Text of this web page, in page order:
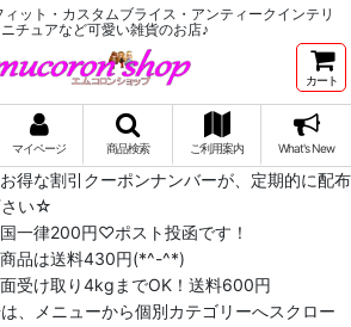
ット・カスタムブライス・アンティークインテリ
チュアなど可愛い雑貨のお店♪
カート
マイページ 商品検索 ご利用案内 What's New
得な割引クーポンナンバーが、定期的に配布
さい☆
一律200円♡ポスト投函です！
品は送料430円(*^-^*)
受け取り4kgまでOK！送料600円
、メニューから個別カテゴリーへスクロー